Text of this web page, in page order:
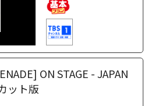
ON STAGE - JAPAN
ット版